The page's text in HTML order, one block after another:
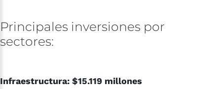
Principales inversiones por
sectores:
Infraestructura: $15.119 millones